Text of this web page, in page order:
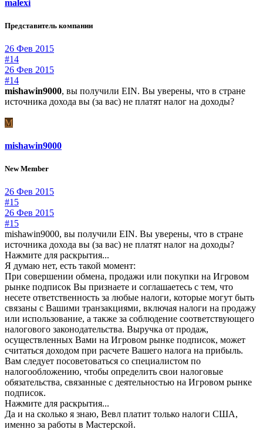
malexi
Представитель компании
26 Фев 2015
#14
26 Фев 2015
#14
mishawin9000, вы получили EIN. Вы уверены, что в стране
источника дохода вы (за вас) не платят налог на доходы?
M
mishawin9000
New Member
26 Фев 2015
#15
26 Фев 2015
#15
mishawin9000, вы получили EIN. Вы уверены, что в стране
источника дохода вы (за вас) не платят налог на доходы?
Нажмите для раскрытия...
Я думаю нет, есть такой момент:
При совершении обмена, продажи или покупки на Игровом
рынке подписок Вы признаете и соглашаетесь с тем, что
несете ответственность за любые налоги, которые могут быть
связаны с Вашими транзакциями, включая налоги на продажу
или использование, а также за соблюдение соответствующего
налогового законодательства. Выручка от продаж,
осуществленных Вами на Игровом рынке подписок, может
считаться доходом при расчете Вашего налога на прибыль.
Вам следует посоветоваться со специалистом по
налогообложению, чтобы определить свои налоговые
обязательства, связанные с деятельностью на Игровом рынке
подписок.
Нажмите для раскрытия...
Да и на сколько я знаю, Вевл платит только налоги США,
именно за работы в Мастерской.